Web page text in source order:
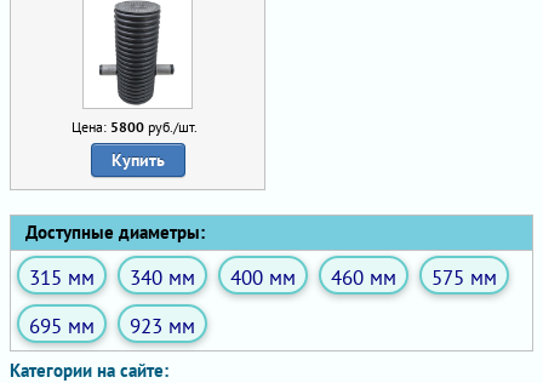
Цена: 5800 руб./шт.
Купить
Доступные диаметры:
315 мм 340 мм 400 мм 460 мм
575 мм
695 мм
923 мм
Категории на сайте: